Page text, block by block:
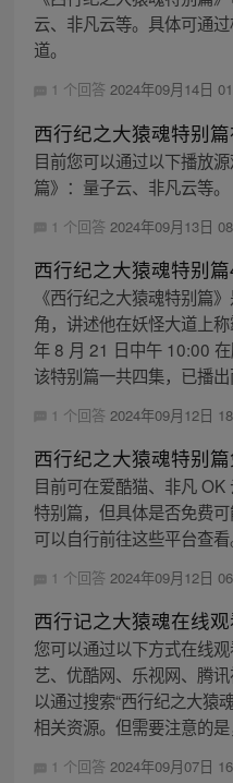
云、非凡云等。具体可通
道。
1 个回答 2024年09月14日
西行纪之大猿魂特别
目前您可以通过以下播放
篇》：量子云、非凡云等。
1 个回答 2024年09月13日
西行纪之大猿魂特别
《西行纪之大猿魂特别篇
角，讲述他在妖怪大道上
年 8 月 21 日中午 10:00
该特别篇一共四集，已播
1 个回答 2024年09月12日
西行纪之大猿魂特别
目前可在爱酷猫、非凡
特别篇，但具体是否免费
可以自行前往这些平台查看
1 个回答 2024年09月12日
西行记之大猿魂在线
您可以通过以下方式在线
艺、优酷网、乐视网、腾
以通过搜索“西行纪之大猿
相关资源。但需要注意的
1 个回答 2024年09月07日